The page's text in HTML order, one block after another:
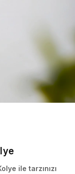
ile tarzınızı